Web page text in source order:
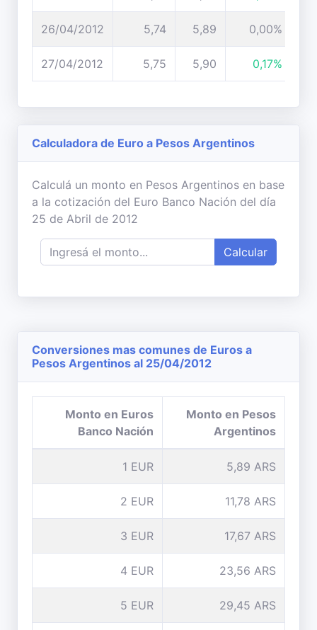
26/04/2012 5,74 5,89 0,00%
27/04/2012 5,75 5,90 0,17%
Calculadora de Euro a Pesos Argentinos
Calculá un monto en Pesos Argentinos en base
a la cotización del Euro Banco Nación del día
25 de Abril de 2012
Calcular
Conversiones mas comunes de Euros a
Pesos Argentinos al 25/04/2012
Monto en Euros
Banco Nación
Monto en Pesos
Argentinos
1 EUR 5,89 ARS
2 EUR 11,78 ARS
3 EUR 17,67 ARS
4 EUR 23,56 ARS
5 EUR 29,45 ARS